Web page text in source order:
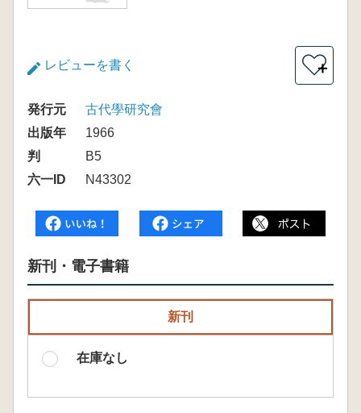
レビューを書く ＋
発行元
古代學研究會
出版年
1966
判
B5
六一ID
N43302
新刊・電子書籍
新刊
在庫なし